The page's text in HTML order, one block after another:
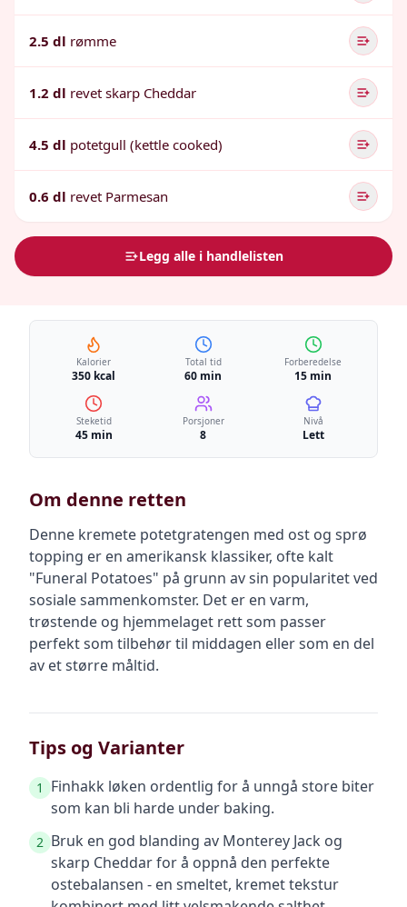
2.5 dl rømme
1.2 dl revet skarp Cheddar
4.5 dl potetgull (kettle cooked)
0.6 dl revet Parmesan
Legg alle i handlelisten
Kalorier
350 kcal
Total tid
60 min
Forberedelse
15 min
Steketid
45 min
Porsjoner
8
Nivå
Lett
Om denne retten
Denne kremete potetgratengen med ost og sprø
topping er en amerikansk klassiker, ofte kalt
"Funeral Potatoes" på grunn av sin popularitet ved
sosiale sammenkomster. Det er en varm,
trøstende og hjemmelaget rett som passer
perfekt som tilbehør til middagen eller som en del
av et større måltid.
Tips og Varianter
1
Finhakk løken ordentlig for å unngå store biter
som kan bli harde under baking.
2 Bruk en god blanding av Monterey Jack og
skarp Cheddar for å oppnå den perfekte
ostebalansen - en smeltet, kremet tekstur